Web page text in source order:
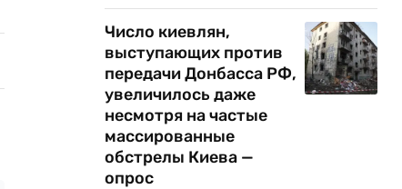
Число киевлян,
выступающих против
передачи Донбасса РФ,
увеличилось даже
несмотря на частые
массированные
обстрелы Киева —
опрос